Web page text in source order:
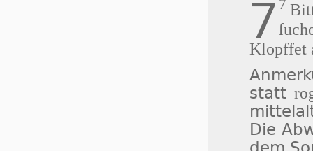
7 7
Klopffet
statt
Die